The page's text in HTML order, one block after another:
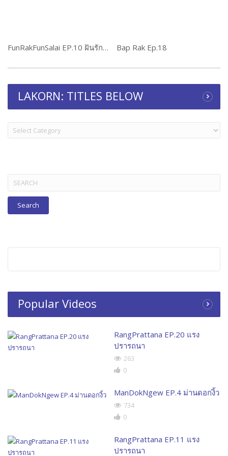
FunRakFunSalai EP.10 ฝันรักฝันสลาย Bap Rak Ep.18
LAKORN: TITLES BELOW
LAKORN:
TITLES
Search
for:
Popular Videos
RangPrattana EP.20 แรง
ปรารถนา
263
0
ManDokNgew EP.4 ม่านดอกงิ้ว
734
0
RangPrattana EP.11 แรง
ปรารถนา